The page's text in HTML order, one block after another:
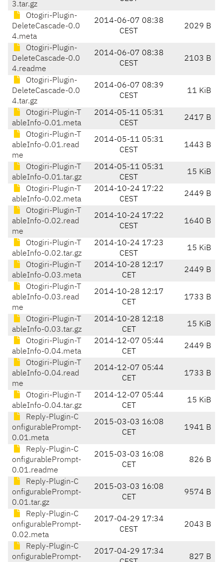
3.tar.gz
Otogiri-Plugin-
DeleteCascade-0.0
4.meta
2014-06-07 08:38
CEST
2029 B
Otogiri-Plugin-
DeleteCascade-0.0
4.readme
2014-06-07 08:38
CEST
2103 B
Otogiri-Plugin-
DeleteCascade-0.0
4.tar.gz
2014-06-07 08:39
CEST
11 KiB
Otogiri-Plugin-T
ableInfo-0.01.meta
2014-05-11 05:31
CEST
2417 B
Otogiri-Plugin-T
ableInfo-0.01.read
me
2014-05-11 05:31
CEST
1443 B
Otogiri-Plugin-T
ableInfo-0.01.tar.gz
2014-05-11 05:31
CEST
15 KiB
Otogiri-Plugin-T
ableInfo-0.02.meta
2014-10-24 17:22
CEST
2449 B
Otogiri-Plugin-T
ableInfo-0.02.read
me
2014-10-24 17:22
CEST
1640 B
Otogiri-Plugin-T
ableInfo-0.02.tar.gz
2014-10-24 17:23
CEST
15 KiB
Otogiri-Plugin-T
ableInfo-0.03.meta
2014-10-28 12:17
CET
2449 B
Otogiri-Plugin-T
ableInfo-0.03.read
me
2014-10-28 12:17
CET
1733 B
Otogiri-Plugin-T
ableInfo-0.03.tar.gz
2014-10-28 12:18
CET
15 KiB
Otogiri-Plugin-T
ableInfo-0.04.meta
2014-12-07 05:44
CET
2449 B
Otogiri-Plugin-T
ableInfo-0.04.read
me
2014-12-07 05:44
CET
1733 B
Otogiri-Plugin-T
ableInfo-0.04.tar.gz
2014-12-07 05:44
CET
15 KiB
Reply-Plugin-C
onfigurablePrompt-
0.01.meta
2015-03-03 16:08
CET
1941 B
Reply-Plugin-C
onfigurablePrompt-
0.01.readme
2015-03-03 16:08
CET
826 B
Reply-Plugin-C
onfigurablePrompt-
0.01.tar.gz
2015-03-03 16:08
CET
9574 B
Reply-Plugin-C
onfigurablePrompt-
0.02.meta
2017-04-29 17:34
CEST
2043 B
Reply-Plugin-C
onfigurablePrompt-
2017-04-29 17:34
827 B